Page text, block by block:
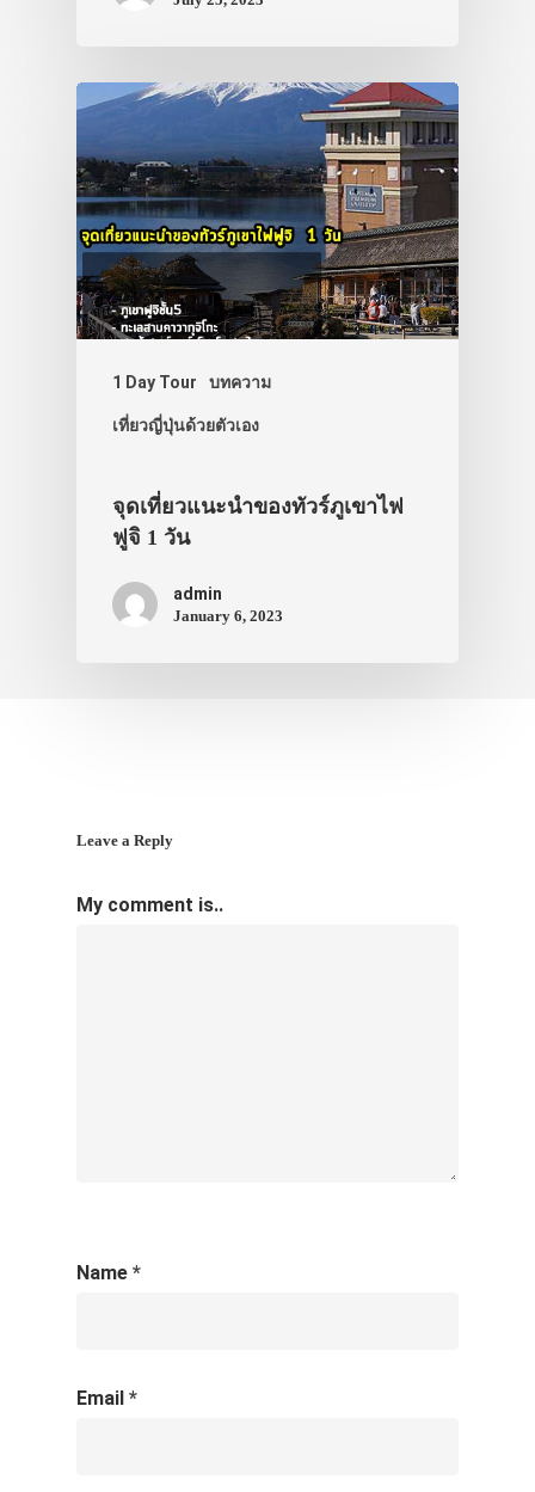
1 Day Tour บทความ
เที่ยวญี่ปุ่นด้วยตัวเอง
จุดเที่ยวแนะนำของทัวร์ภูเขาไฟ
ฟูจิ 1 วัน
admin
January 6, 2023
Leave a Reply
My comment is..
Name *
Email *